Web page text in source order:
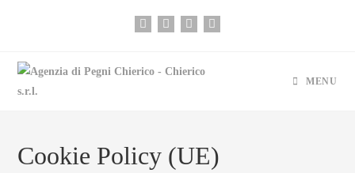
MENU
Cookie Policy (UE)